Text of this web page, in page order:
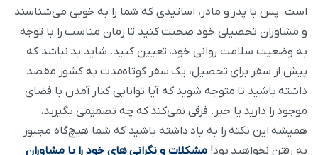
است. پس با پدر و مادر، اساتیدی که شما را به خوبی می‌شناسند
و مشاوران تحصیلی خود صحبت کنید تا زمان مناسب را با توجه
به وضعیت سلامت روانی خود، تعیین کنید. شاید بد نباشد که
پیش از سفر برای تحصیل، یک سفر کوتاه‌مدت به کشور مقصد
داشته باشید تا متوجه شوید که آیا توانایی کنار آمدن با فضای
موجود را دارید یا خیر. فرقی نمی‌کند که چه تصمیمی بگیرید،
همیشه این نکته را به یاد داشته باشید که شما هیچ‌گاه مجبور
به رفتن نخواهید بود! مشکلات و نگرانی های خود را با مشاوران